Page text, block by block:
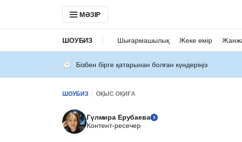
МӘЗІР
ШОУБИЗ Шығармашылық Жеке өмір
Бізбен бірге қатарынан болған күндеріңіз
ШОУБИЗ ОҚЫС ОҚИҒА
Гүлмира Ерубаева
Контент-ресечер